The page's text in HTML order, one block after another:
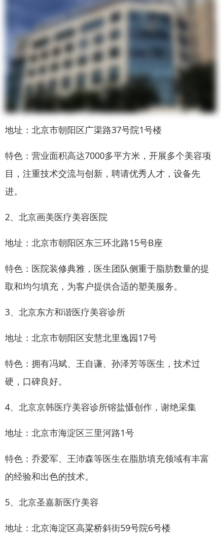
地址：北京市朝阳区广渠路37号院1号楼
特色：营业面积高达7000多平方米，开展多个美容项
目，注重技术交流与创新，聘请优秀人才，设备先
进。
2、北京画美医疗美容医院
地址：北京市朝阳区东三环北路15号B座
特色：医院装修典雅，医生团队侧重于脂肪数量的提
取和均匀填充，为客户提供合适的塑美服务。
3、北京东方和谐医疗美容诊所
地址：北京市朝阳区安慧北里逸园17号
特色：拥有冯斌、王自谦、孙泽芳等医生，技术过
硬，口碑良好。
4、北京京韩医疗美容诊所镕盐慑创作，谢绝采集
地址：北京市海淀区三里河路1号
特色：乔爱军、王沛森等医生在脂肪填充领域有丰富
的经验和出色的技术。
5、北京圣嘉新医疗美容
地址：北京海淀区高粱桥斜街59号院6号楼